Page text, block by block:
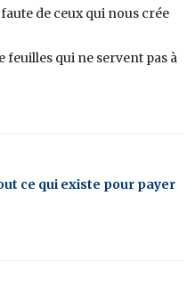
faute de ceux qui nous crée
feuilles qui ne servent pas à
ce qui existe pour payer